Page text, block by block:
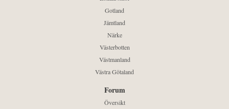
Gotland
Jämtland
Närke
Västerbotten
Västmanland
Västra Götaland
Forum
Översikt